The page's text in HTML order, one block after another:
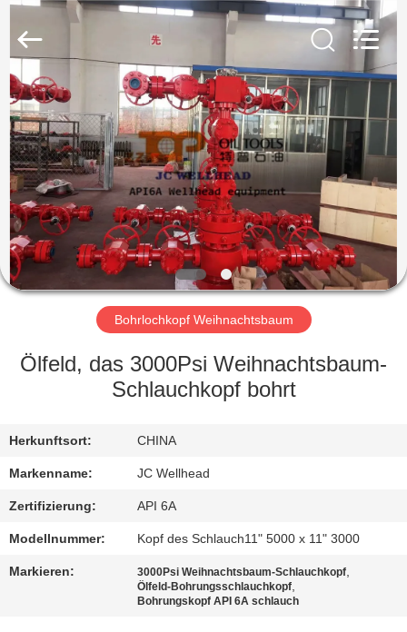
HAUS
PRODUKTE
ÜBER
UNS
FABRIK-
AUSFLUG
QUALITÄTSKONTROLLE
TRETEN
SIE
MIT
UNS
IN
VERBINDUNG
CO.，
LTD.
Reserved.
Bohrlochkopf Weihnachtsbaum
Ölfeld, das 3000Psi Weihnachtsbaum-
Schlauchkopf bohrt
Herkunftsort: CHINA
Markenname: JC Wellhead
Zertifizierung: API 6A
Modellnummer: Kopf des Schlauch11" 5000 x 11" 3000
Markieren: 3000Psi Weihnachtsbaum-Schlauchkopf,
Ölfeld-Bohrungsschlauchkopf,
Bohrungskopf API 6A schlauch